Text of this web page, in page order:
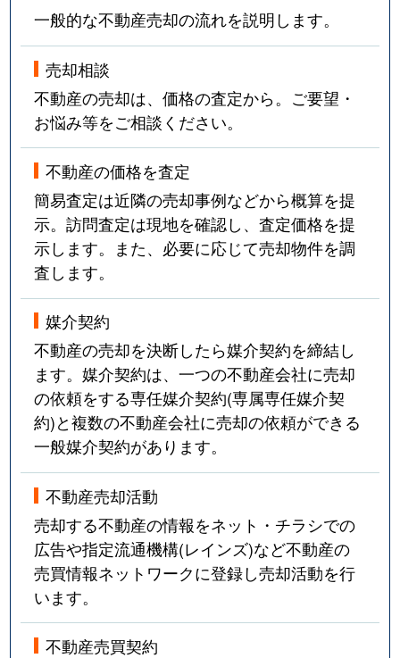
一般的な不動産売却の流れを説明します。
売却相談
不動産の売却は、価格の査定から。ご要望・
お悩み等をご相談ください。
不動産の価格を査定
簡易査定は近隣の売却事例などから概算を提
示。訪問査定は現地を確認し、査定価格を提
示します。また、必要に応じて売却物件を調
査します。
媒介契約
不動産の売却を決断したら媒介契約を締結し
ます。媒介契約は、一つの不動産会社に売却
の依頼をする専任媒介契約(専属専任媒介契
約)と複数の不動産会社に売却の依頼ができる
一般媒介契約があります。
不動産売却活動
売却する不動産の情報をネット・チラシでの
広告や指定流通機構(レインズ)など不動産の
売買情報ネットワークに登録し売却活動を行
います。
不動産売買契約